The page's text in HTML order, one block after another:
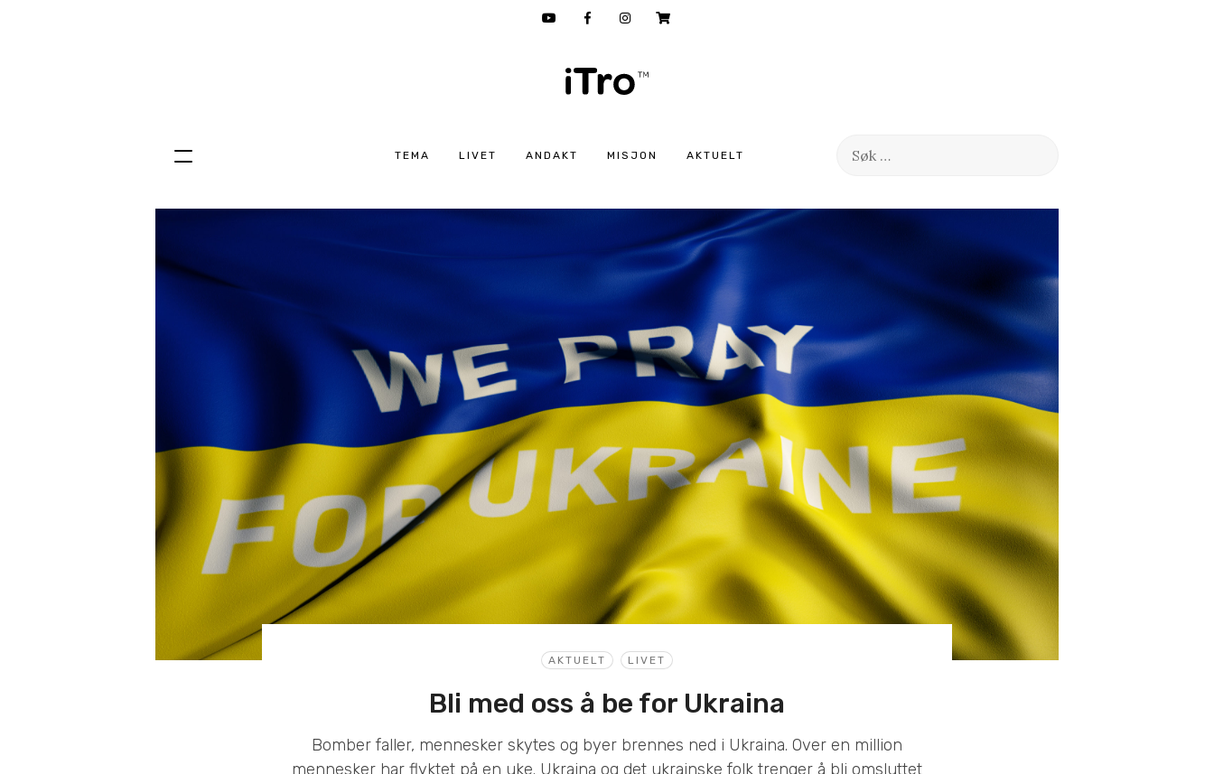
TEMA LIVET ANDAKT MISJON AKTUELT
Søk
Hopp
AKTUELT LIVET
Bli med oss å be for Ukraina
Bomber faller, mennesker skytes og byer brennes ned i Ukraina. Over en million
mennesker har flyktet på en uke. Ukraina og det ukrainske folk trenger å bli omsluttet